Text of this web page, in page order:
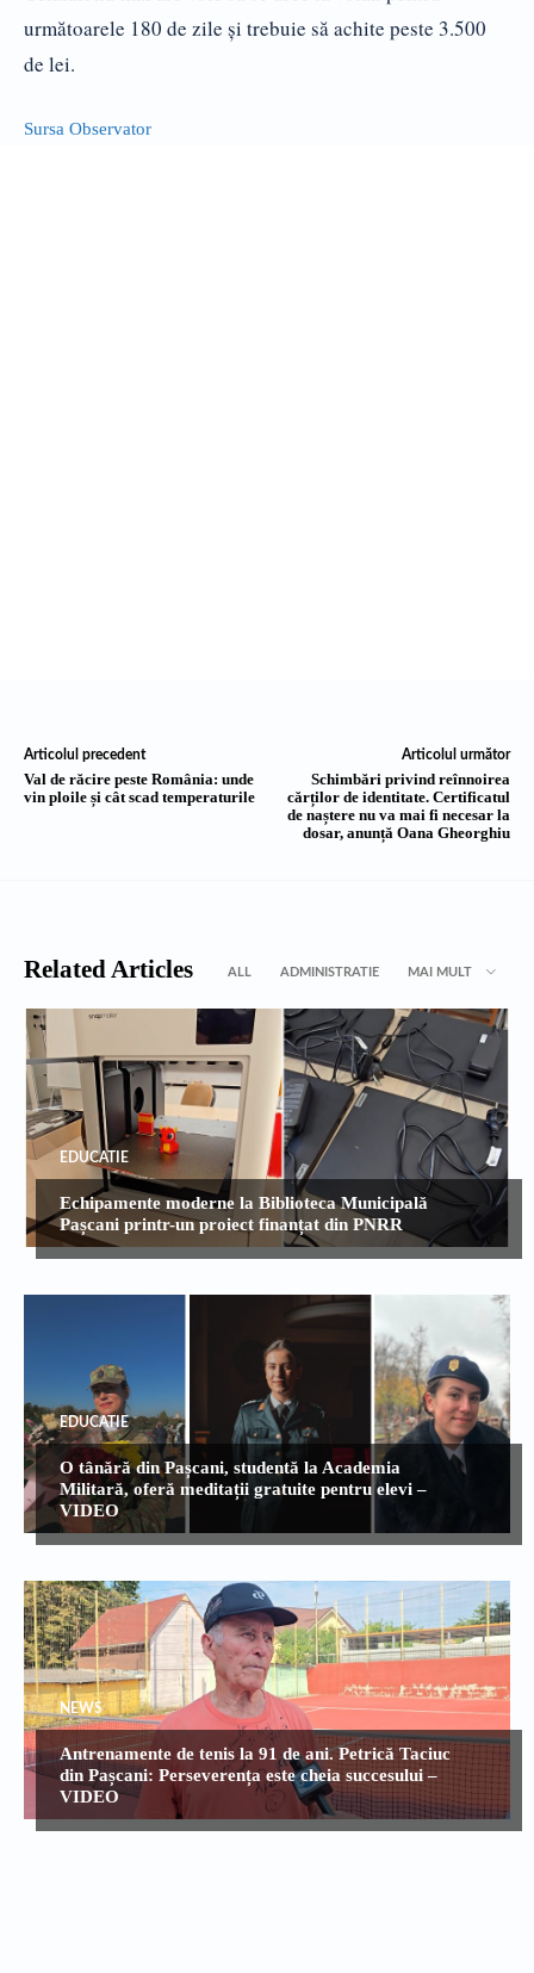
următoarele 180 de zile şi trebuie să achite peste 3.500
de lei.
Sursa Observator
Articolul precedent
Val de răcire peste România: unde
vin ploile și cât scad temperaturile
Articolul următor
Schimbări privind reînnoirea
cărților de identitate. Certificatul
de naștere nu va mai fi necesar la
dosar, anunță Oana Gheorghiu
Related Articles ALL ADMINISTRATIE MAI MULT
EDUCATIE
Echipamente moderne la Biblioteca Municipală
Pașcani printr-un proiect finanțat din PNRR
EDUCATIE
O tânără din Pașcani, studentă la Academia
Militară, oferă meditații gratuite pentru elevi –
VIDEO
NEWS
Antrenamente de tenis la 91 de ani. Petrică Taciuc
din Pașcani: Perseverența este cheia succesului –
VIDEO